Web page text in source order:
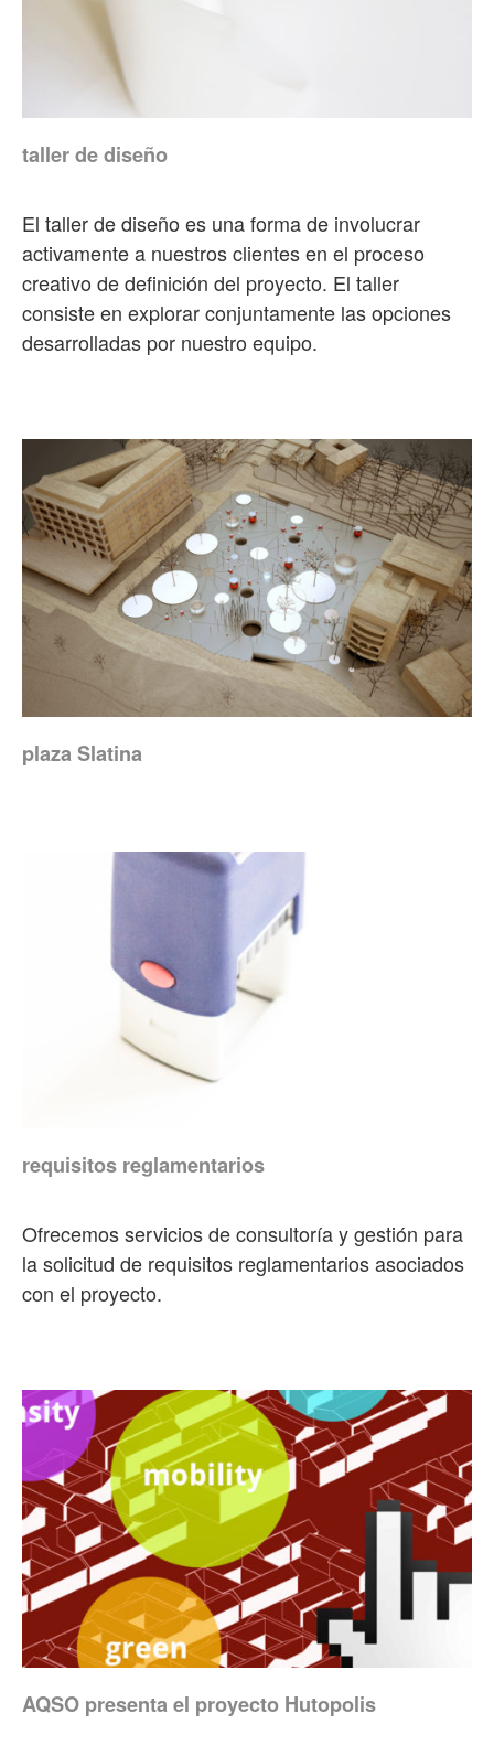
taller de diseño
El taller de diseño es una forma de involucrar
activamente a nuestros clientes en el proceso
creativo de definición del proyecto. El taller
consiste en explorar conjuntamente las opciones
desarrolladas por nuestro equipo.
plaza Slatina
requisitos reglamentarios
Ofrecemos servicios de consultoría y gestión para
la solicitud de requisitos reglamentarios asociados
con el proyecto.
AQSO presenta el proyecto Hutopolis